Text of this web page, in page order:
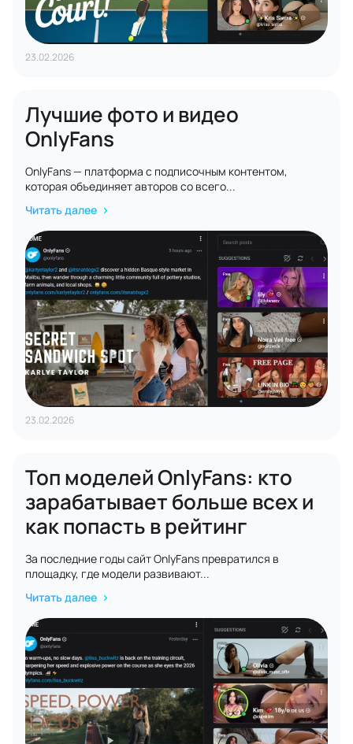
23.02.2026
Лучшие фото и видео
OnlyFans
OnlyFans — платформа с подписочным контентом,
которая объединяет авторов со всего...
Читать далее
23.02.2026
Топ моделей OnlyFans: кто
зарабатывает больше всех и
как попасть в рейтинг
За последние годы сайт OnlyFans превратился в
площадку, где модели развивают...
Читать далее